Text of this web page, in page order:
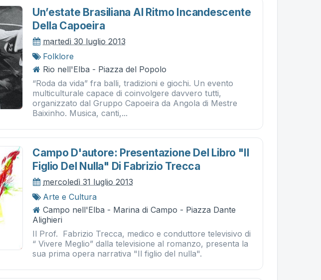
Un’estate Brasiliana Al Ritmo Incandescente
Della Capoeira
martedì 30 luglio 2013
Folklore
Rio nell'Elba - Piazza del Popolo
“Roda da vida” fra balli, tradizioni e giochi. Un evento
multiculturale capace di coinvolgere davvero tutti,
organizzato dal Gruppo Capoeira da Angola di Mestre
Baixinho. Musica, canti,...
Campo D'autore: Presentazione Del Libro "il
Figlio Del Nulla" Di Fabrizio Trecca
mercoledì 31 luglio 2013
Arte e Cultura
Campo nell'Elba - Marina di Campo - Piazza Dante
Alighieri
Il Prof. Fabrizio Trecca, medico e conduttore televisivo di
“ Vivere Meglio” dalla televisione al romanzo, presenta la
sua prima opera narrativa "Il figlio del nulla".